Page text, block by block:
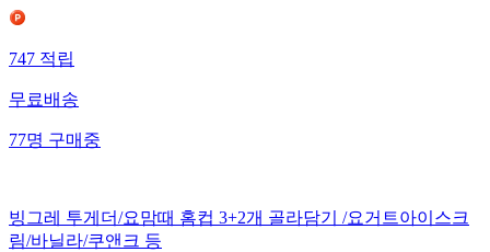
747 적립
무료배송
77명 구매중
빙그레 투게더/요맘때 홈컵 3+2개 골라담기 /요거트아이스크
림/바닐라/쿠앤크 등